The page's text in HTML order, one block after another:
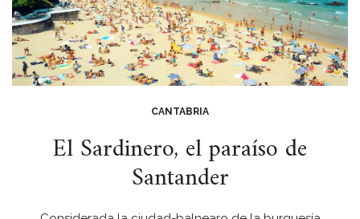
CANTABRIA
El Sardinero, el paraíso de
Santander